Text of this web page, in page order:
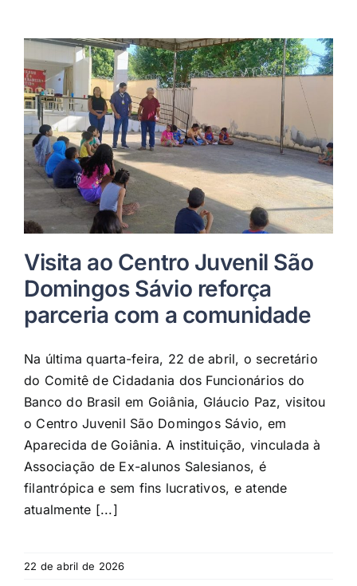
Visita ao Centro Juvenil São
Domingos Sávio reforça
parceria com a comunidade
Na última quarta-feira, 22 de abril, o secretário
do Comitê de Cidadania dos Funcionários do
Banco do Brasil em Goiânia, Gláucio Paz, visitou
o Centro Juvenil São Domingos Sávio, em
Aparecida de Goiânia. A instituição, vinculada à
Associação de Ex-alunos Salesianos, é
filantrópica e sem fins lucrativos, e atende
atualmente [...]
22 de abril de 2026